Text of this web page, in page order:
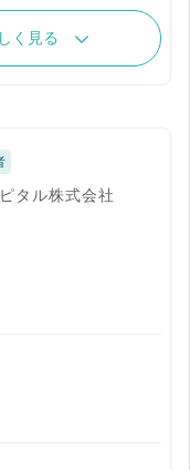
く見る
タル株式会社